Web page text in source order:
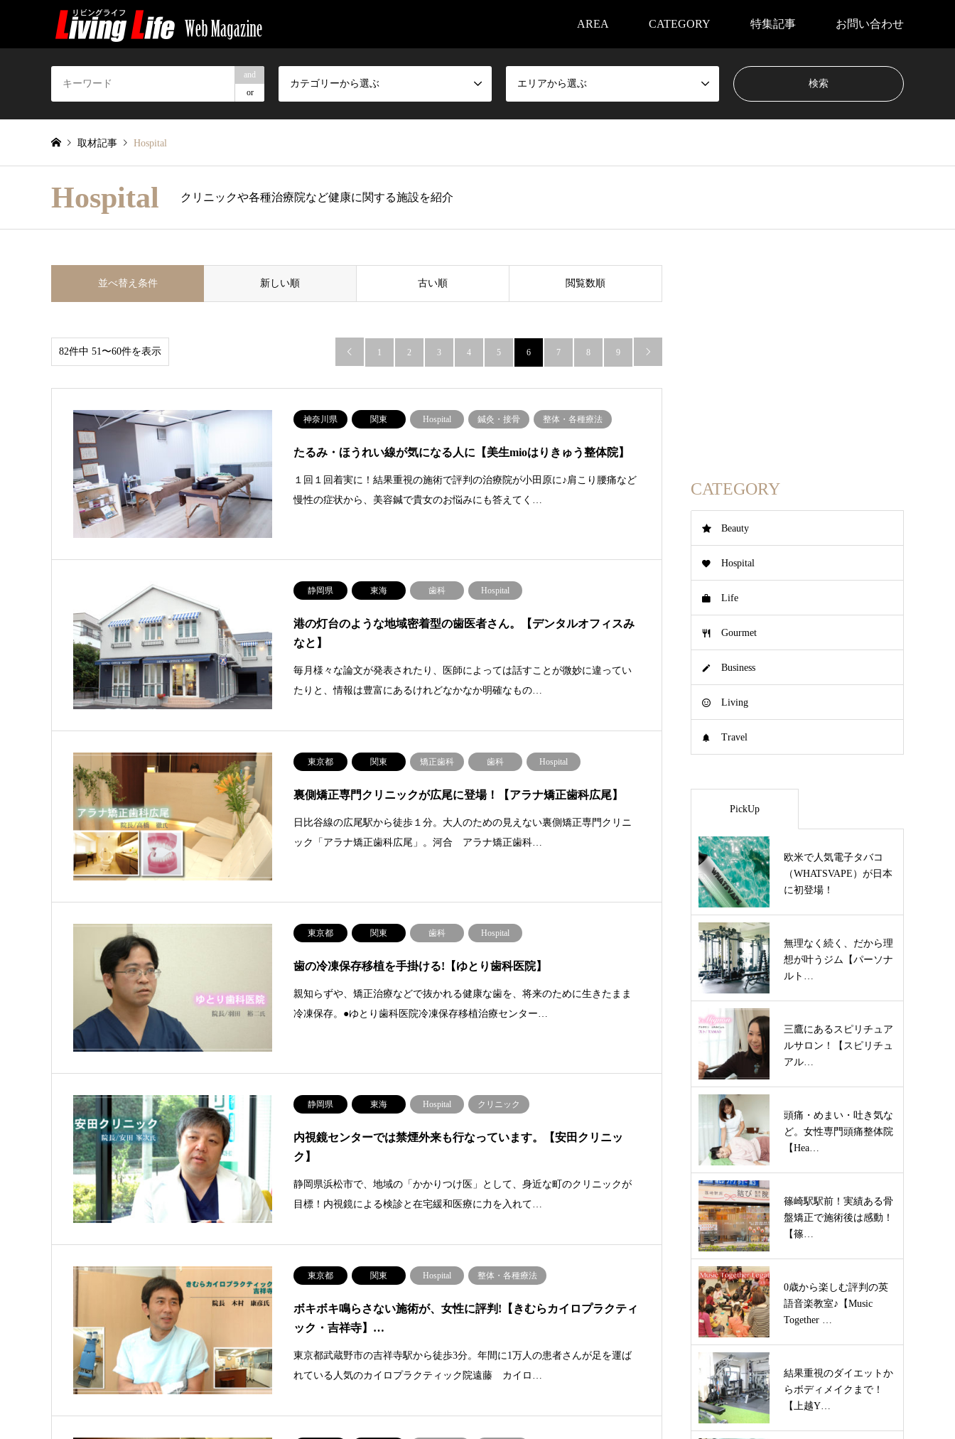
AREA CATEGORY 特集記事 お問い合わせ
and
or
カテゴリーから選ぶ エリアから選ぶ
取材記事 Hospital
Hospital クリニックや各種治療院など健康に関する施設を紹介
並べ替え条件 新しい順 古い順 閲覧数順
82件中 51〜60件を表示  1 2 3 4 5 6 7 8 9 
神奈川県 関東 Hospital 鍼灸・接骨 整体・各種療法
たるみ・ほうれい線が気になる人に【美生mioはりきゅう整体院】
１回１回着実に！結果重視の施術で評判の治療院が小田原に♪肩こり腰痛など
慢性の症状から、美容鍼で貴女のお悩みにも答えてく…
静岡県 東海 歯科 Hospital
港の灯台のような地域密着型の歯医者さん。【デンタルオフィスみ
なと】
毎月様々な論文が発表されたり、医師によっては話すことが微妙に違ってい
たりと、情報は豊富にあるけれどなかなか明確なもの…
東京都 関東 矯正歯科 歯科 Hospital
裏側矯正専門クリニックが広尾に登場！【アラナ矯正歯科広尾】
日比谷線の広尾駅から徒歩１分。大人のための見えない裏側矯正専門クリニ
ック「アラナ矯正歯科広尾」。河合 アラナ矯正歯科…
東京都 関東 歯科 Hospital
歯の冷凍保存移植を手掛ける!【ゆとり歯科医院】
親知らずや、矯正治療などで抜かれる健康な歯を、将来のために生きたまま
冷凍保存。●ゆとり歯科医院冷凍保存移植治療センター…
静岡県 東海 Hospital クリニック
内視鏡センターでは禁煙外来も行なっています。【安田クリニッ
ク】
静岡県浜松市で、地域の「かかりつけ医」として、身近な町のクリニックが
目標！内視鏡による検診と在宅緩和医療に力を入れて…
東京都 関東 Hospital 整体・各種療法
ボキボキ鳴らさない施術が、女性に評判!【きむらカイロプラクティ
ック・吉祥寺】…
東京都武蔵野市の吉祥寺駅から徒歩3分。年間に1万人の患者さんが足を運ば
れている人気のカイロプラクティック院遠藤 カイロ…
CATEGORY
Beauty
Hospital
Life
Gourmet
Business
Living
Travel
PickUp
欧米で人気電子タバコ
（WHATSVAPE）が日本
に初登場！
無理なく続く、だから理
想が叶うジム【パーソナ
ルト…
三鷹にあるスピリチュア
ルサロン！【スピリチュ
アル…
頭痛・めまい・吐き気な
ど。女性専門頭痛整体院
【Hea…
篠崎駅駅前！実績ある骨
盤矯正で施術後は感動！
【篠…
0歳から楽しむ評判の英
語音楽教室♪【Music
Together …
結果重視のダイエットか
らボディメイクまで！
【上越Y…